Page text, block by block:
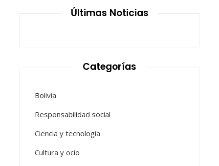
Últimas Noticias
Categorías
Bolivia
Responsabilidad social
Ciencia y tecnología
Cultura y ocio